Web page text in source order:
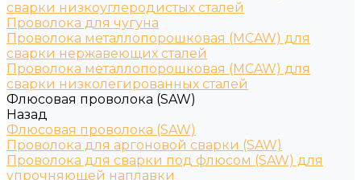
сварки низкоуглеродистых сталей
Проволока для чугуна
Проволока металлопорошковая (MCAW) для
сварки нержавеющих сталей
Проволока металлопорошковая (MCAW) для
сварки низколегированных сталей
Флюсовая проволока (SAW)
Назад
Флюсовая проволока (SAW)
Проволока для аргоновой сварки (SAW)
Проволока для сварки под флюсом (SAW) для
упрочняющей наплавки